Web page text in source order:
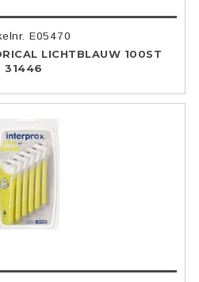
E05470
LICHTBLAUW 100ST
31446